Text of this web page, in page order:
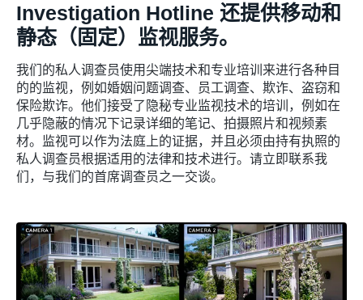
Investigation Hotline 还提供移动和
静态（固定）监视服务。
我们的私人调查员使用尖端技术和专业培训来进行各种目
的的监视，例如婚姻问题调查、员工调查、欺诈、盗窃和
保险欺诈。他们接受了隐秘专业监视技术的培训，例如在
几乎隐蔽的情况下记录详细的笔记、拍摄照片和视频素
材。监视可以作为法庭上的证据，并且必须由持有执照的
私人调查员根据适用的法律和技术进行。请立即联系我
们，与我们的首席调查员之一交谈。